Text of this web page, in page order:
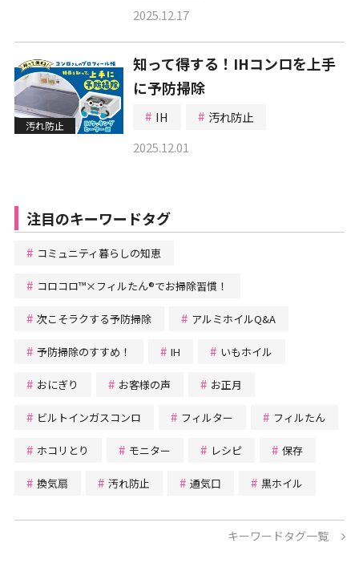
2025.12.17
汚れ防止
知って得する！IHコンロを上手
に予防掃除
IH
汚れ防止
2025.12.01
注目のキーワードタグ
コミュニティ暮らしの知恵
コロコロ™×フィルたん®でお掃除習慣！
次こそラクする予防掃除 アルミホイルQ&A
予防掃除のすすめ！ IH いもホイル
おにぎり お客様の声 お正月
ビルトインガスコンロ フィルター フィルたん
ホコリとり モニター レシピ 保存
換気扇 汚れ防止 通気口 黒ホイル
キーワードタグ一覧